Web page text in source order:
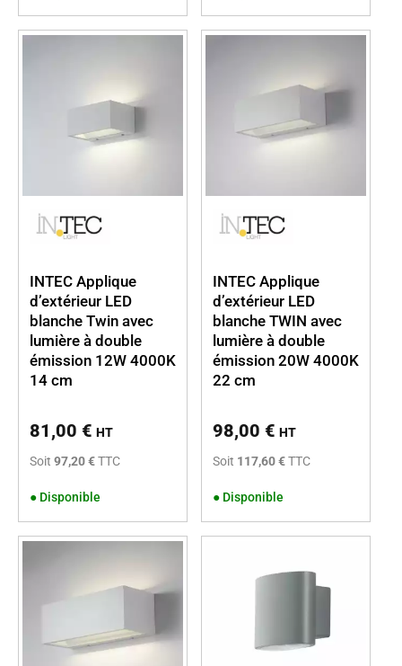
INTEC Applique
d’extérieur LED
blanche Twin avec
lumière à double
émission 12W 4000K
14 cm
81,00 € HT
Soit 97,20 €TTC
● Disponible
INTEC Applique
d’extérieur LED
blanche TWIN avec
lumière à double
émission 20W 4000K
22 cm
98,00 € HT
Soit 117,60 €TTC
● Disponible